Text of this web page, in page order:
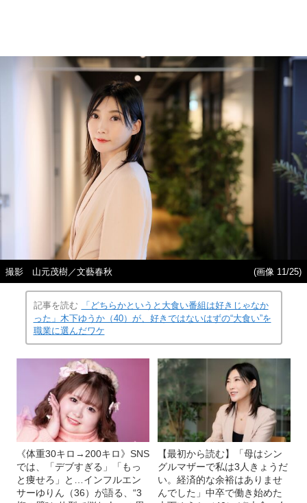
撮影 山元茂樹／文藝春秋 (画像 11/25)
記事を読む
「どちらかというと大食い番組は好きじゃなか
った」木下ゆうか（40）が、好きではないはずの“大食い”を
職業に選んだワケ
《体重30キロ→200キロ》SNS
では、「デブすぎる」「もっ
と痩せろ」と…インフルエン
サーゆりん（36）が語る、“3
【最初から読む】「母はシン
グルマザーで私は3人きょうだ
い。経済的な余裕はありませ
んでした」中卒で働き始めた